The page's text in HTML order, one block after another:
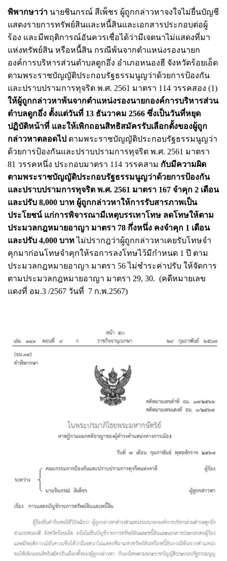
พิพากษาว่า นายชินกรณ์ สีเพ็ชร ผู้ถูกกล่าวหาจงใจไม่ยื่นบัญชี
แสดงรายการทรัพย์สินและหนี้สินและเอกสารประกอบต่อผู้
ร้อง และมีพฤติการณ์อันควรเชื่อได้ว่ามีเจตนาไม่แสดงที่มา
แห่งทรัพย์สิน หรือหนี้สิน กรณีพ้นจากตำแหน่งรองนายก
องค์การบริหารส่วนตำบลดูกอึ่ง อำเภอหนองฮี จังหวัดร้อยเอ็ด
ตามพระราชบัญญัติประกอบรัฐธรรมนูญว่าด้วยการป้องกัน
และปราบปรามการทุจริต พ.ศ. 2561 มาตรา 114 วรรคสอง (1)
ให้ผู้ถูกกล่าวหาพ้นจากตำแหน่งรองนายกองค์การบริหารส่วน
ตำบลดูกอึ่ง ตั้งแต่วันที่ 13 ธันวาคม 2566 ซึ่งเป็นวันที่หยุด
ปฏิบัติหน้าที่ และให้เพิกถอนสิทธิสมัครรับเลือกตั้งของผู้ถูก
กล่าวหาตลอดไป ตามพระราชบัญญัติประกอบรัฐธรรมนูญว่า
ด้วยการป้องกันและปราบปรามการทุจริต พ.ศ. 2561 มาตรา
81 วรรคหนึ่ง ประกอบมาตรา 114 วรรคสาม กับมีความผิด
ตามพระราชบัญญัติประกอบรัฐธรรมนูญว่าด้วยการป้องกัน
และปราบปรามการทุจริต พ.ศ. 2561 มาตรา 167 จำคุก 2 เดือน
และปรับ 8,000 บาท ผู้ถูกกล่าวหาให้การรับสารภาพเป็น
ประโยชน์ แก่การพิจารณามีเหตุบรรเทาโทษ ลดโทษให้ตาม
ประมวลกฎหมายอาญา มาตรา 78 กึ่งหนึ่ง คงจำคุก 1 เดือน
และปรับ 4,000 บาทไม่ปรากฎว่าผู้ถูกกล่าวหาเคยรับโทษจำ
คุกมาก่อนโทษจำคุกให้รอการลงโทษไว้มีกำหนด 1 ปี ตาม
ประมวลกฎหมายอาญา มาตรา 56 ไม่ชำระค่าปรับ ให้จัดการ
ตามประมวลกฎหมายอาญา มาตรา 29, 30. (คดีหมายเลข
แดงที่ อม.3 /2567 วันที่ 7 ก.พ.2567)